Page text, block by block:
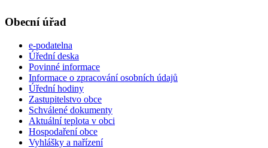
Obecní úřad
e-podatelna
Úřední deska
Povinné informace
Informace o zpracování osobních údajů
Úřední hodiny
Zastupitelstvo obce
Schválené dokumenty
Aktuální teplota v obci
Hospodaření obce
Vyhlášky a nařízení